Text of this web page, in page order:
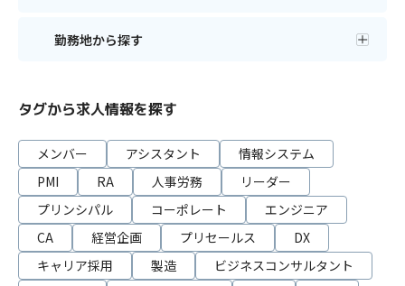
勤務地から探す
タグから求人情報を探す
メンバー アシスタント
情報システム
PMI
RA 人事労務
リーダー
プリンシパル
コーポレート
エンジニア
CA
経営企画 プリセールス
DX
キャリア採用
製造
ビジネスコンサルタント